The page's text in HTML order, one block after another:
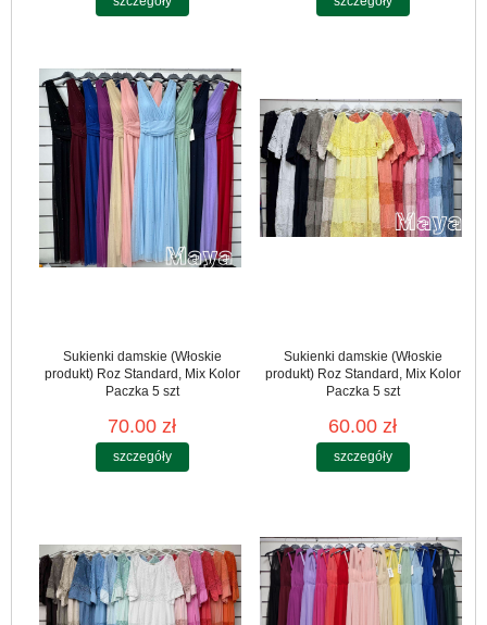
Sukienki damskie (Włoskie
produkt) Roz Standard, Mix Kolor
Paczka 5 szt
70.00 zł
szczegóły
Sukienki damskie (Włoskie
produkt) Roz Standard, Mix Kolor
Paczka 5 szt
60.00 zł
szczegóły